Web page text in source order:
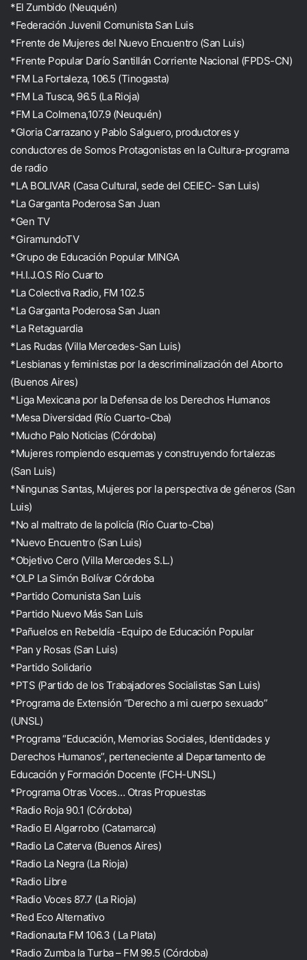
*El Zumbido (Neuquén)
*Federación Juvenil Comunista San Luis
*Frente de Mujeres del Nuevo Encuentro (San Luis)
*Frente Popular Darío Santillán Corriente Nacional (FPDS-CN)
*FM La Fortaleza, 106.5 (Tinogasta)
*FM La Tusca, 96.5 (La Rioja)
*FM La Colmena,107.9 (Neuquén)
*Gloria Carrazano y Pablo Salguero, productores y
conductores de Somos Protagonistas en la Cultura-programa
de radio
*LA BOLIVAR (Casa Cultural, sede del CEIEC- San Luis)
*La Garganta Poderosa San Juan
*Gen TV
*GiramundoTV
*Grupo de Educación Popular MINGA
*H.I.J.O.S Río Cuarto
*La Colectiva Radio, FM 102.5
*La Garganta Poderosa San Juan
*La Retaguardia
*Las Rudas (Villa Mercedes-San Luis)
*Lesbianas y feministas por la descriminalización del Aborto
(Buenos Aires)
*Liga Mexicana por la Defensa de los Derechos Humanos
*Mesa Diversidad (Río Cuarto-Cba)
*Mucho Palo Noticias (Córdoba)
*Mujeres rompiendo esquemas y construyendo fortalezas
(San Luis)
*Ningunas Santas, Mujeres por la perspectiva de géneros (San
Luis)
*No al maltrato de la policía (Río Cuarto-Cba)
*Nuevo Encuentro (San Luis)
*Objetivo Cero (Villa Mercedes S.L.)
*OLP La Simón Bolívar Córdoba
*Partido Comunista San Luis
*Partido Nuevo Más San Luis
*Pañuelos en Rebeldía -Equipo de Educación Popular
*Pan y Rosas (San Luis)
*Partido Solidario
*PTS (Partido de los Trabajadores Socialistas San Luis)
*Programa de Extensión “Derecho a mi cuerpo sexuado”
(UNSL)
*Programa “Educación, Memorias Sociales, Identidades y
Derechos Humanos”, perteneciente al Departamento de
Educación y Formación Docente (FCH-UNSL)
*Programa Otras Voces… Otras Propuestas
*Radio Roja 90.1 (Córdoba)
*Radio El Algarrobo (Catamarca)
*Radio La Caterva (Buenos Aires)
*Radio La Negra (La Rioja)
*Radio Libre
*Radio Voces 87.7 (La Rioja)
*Red Eco Alternativo
*Radionauta FM 106.3 ( La Plata)
*Radio Zumba la Turba – FM 99.5 (Córdoba)